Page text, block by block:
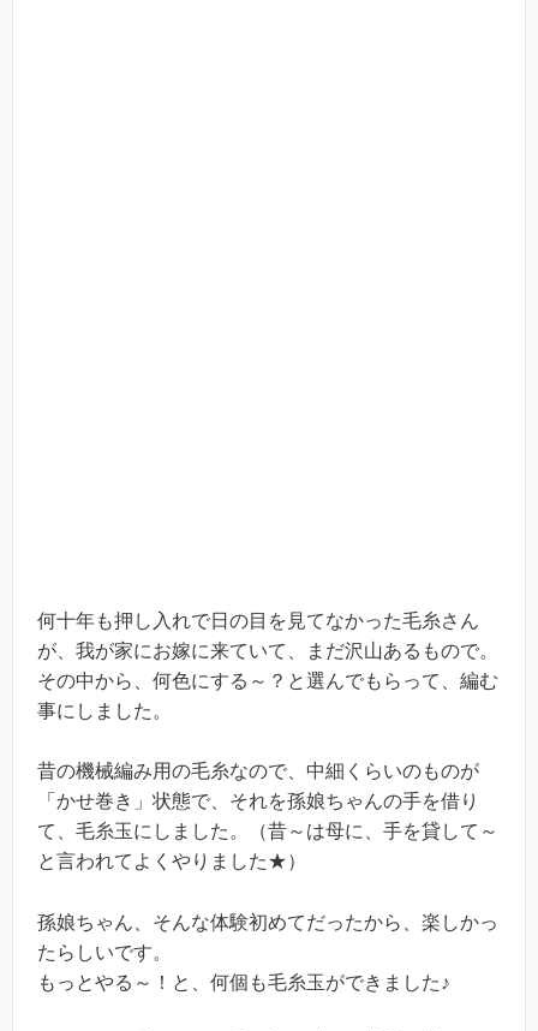
何十年も押し入れで日の目を見てなかった毛糸さん
が、我が家にお嫁に来ていて、まだ沢山あるもので。
その中から、何色にする～？と選んでもらって、編む
事にしました。
昔の機械編み用の毛糸なので、中細くらいのものが
「かせ巻き」状態で、それを孫娘ちゃんの手を借り
て、毛糸玉にしました。（昔～は母に、手を貸して～
と言われてよくやりました★）
孫娘ちゃん、そんな体験初めてだったから、楽しかっ
たらしいです。
もっとやる～！と、何個も毛糸玉ができました♪